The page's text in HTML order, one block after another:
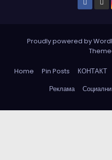
Proudly powered by
Home Pin Posts КОНТАКТ
Реклама